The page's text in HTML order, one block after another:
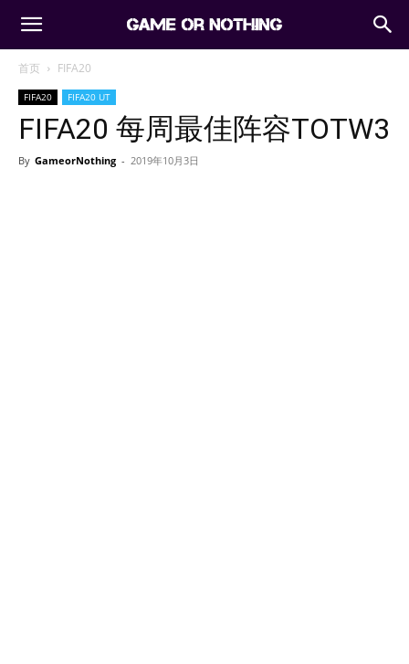
首页 FIFA20
FIFA20 FIFA20 UT
FIFA20 每周最佳阵容TOTW3
By GameorNothing - 2019年10月3日